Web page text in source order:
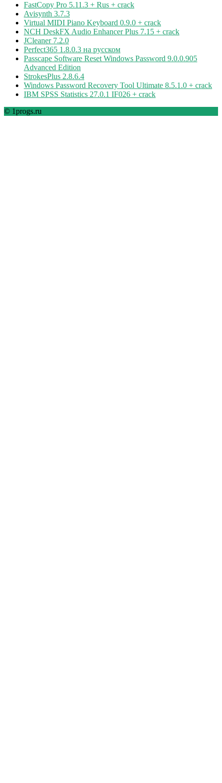
FastCopy Pro 5.11.3 + Rus + crack
Avisynth 3.7.3
Virtual MIDI Piano Keyboard 0.9.0 + crack
NCH DeskFX Audio Enhancer Plus 7.15 + crack
JCleaner 7.2.0
Perfect365 1.8.0.3 на русском
Passcape Software Reset Windows Password 9.0.0.905
Advanced Edition
StrokesPlus 2.8.6.4
Windows Password Recovery Tool Ultimate 8.5.1.0 + crack
IBM SPSS Statistics 27.0.1 IF026 + crack
© 1progs.ru